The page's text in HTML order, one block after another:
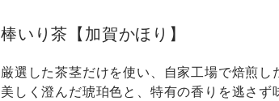
棒いり茶【加賀かほり】
厳選した茶茎だけを使い、自家工場で焙煎し
美しく澄んだ琥珀色と、特有の香りを逃さず